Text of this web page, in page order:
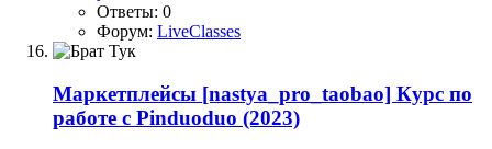
Ответы: 0
Форум: LiveClasses
Маркетплейсы [nastya_pro_taobao] Курс по
работе с Pinduoduo (2023)